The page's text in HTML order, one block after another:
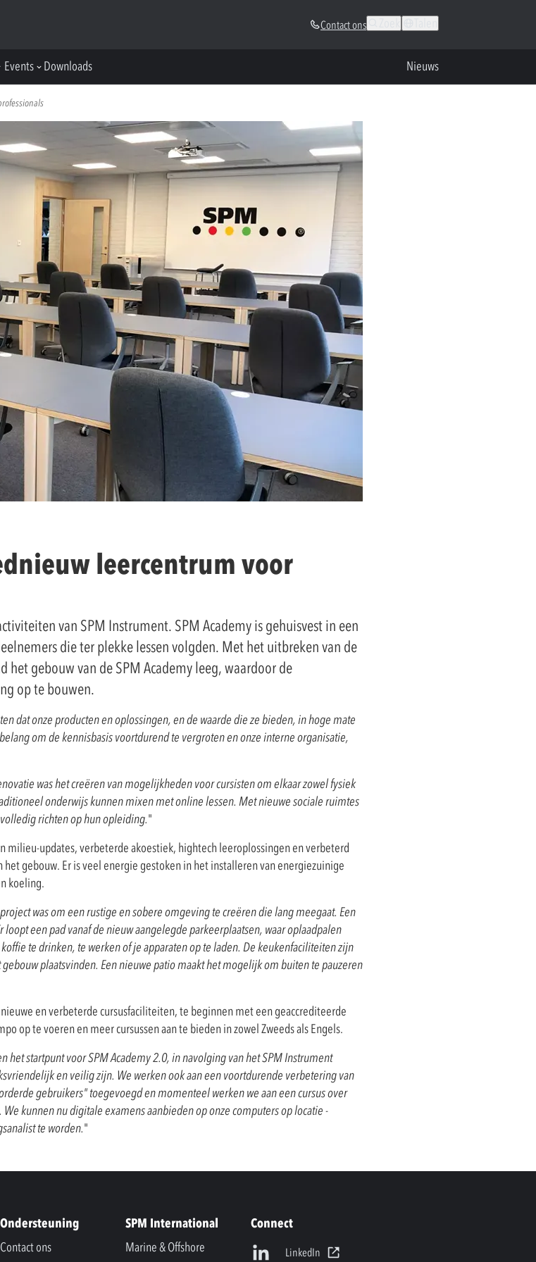
Contact ons
Events Downloads Nieuws
leercentrum voor
van SPM Instrument. SPM Academy is gehuisvest in een
die ter plekke lessen volgden. Met het uitbreken van de
gebouw van de SPM Academy leeg, waardoor de
op te bouwen.
dat onze producten en oplossingen, en de waarde die ze bieden, in hoge mate
om de kennisbasis voortdurend te vergroten en onze interne organisatie,
was het creëren van mogelijkheden voor cursisten om elkaar zowel fysiek
onderwijs kunnen mixen met online lessen. Met nieuwe sociale ruimtes
richten op hun opleiding."
milieu-updates, verbeterde akoestiek, hightech leeroplossingen en verbeterd
gebouw. Er is veel energie gestoken in het installeren van energiezuinige
koeling.
was om een rustige en sobere omgeving te creëren die lang meegaat. Een
een pad vanaf de nieuw aangelegde parkeerplaatsen, waar oplaadpalen
te drinken, te werken of je apparaten op te laden. De keukenfaciliteiten zijn
plaatsvinden. Een nieuwe patio maakt het mogelijk om buiten te pauzeren
en verbeterde cursusfaciliteiten, te beginnen met een geaccrediteerde
op te voeren en meer cursussen aan te bieden in zowel Zweeds als Engels.
het startpunt voor SPM Academy 2.0, in navolging van het SPM Instrument
en veilig zijn. We werken ook aan een voortdurende verbetering van
gebruikers" toegevoegd en momenteel werken we aan een cursus over
kunnen nu digitale examens aanbieden op onze computers op locatie -
te worden."
Ondersteuning
Contact ons
SPM International
Marine & Offshore
Connect
LinkedIn